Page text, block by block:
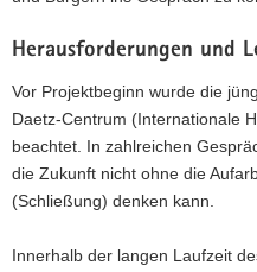
Herausforderungen und
Vor Projektbeginn wurde die
Daetz-Centrum (Internationale
beachtet. In zahlreichen
die Zukunft nicht ohne die
(Schließung) denken kann.
Innerhalb der langen Laufzeit